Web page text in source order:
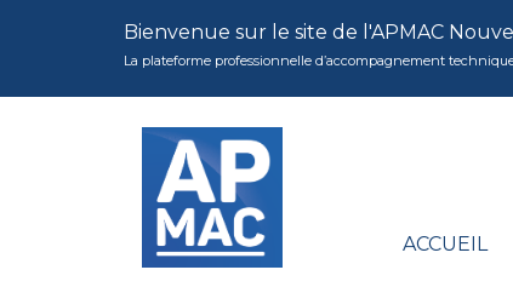
Bienvenue sur le site de l'APMAC
La plateforme professionnelle d’accompagnement
ACCUEIL